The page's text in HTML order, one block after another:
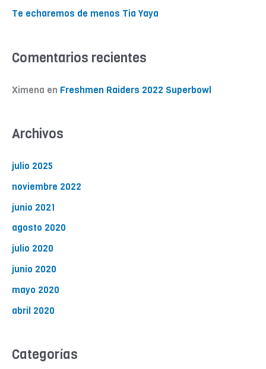
:Te echaremos de menos Tia Yaya
Comentarios recientes
Ximena en Freshmen Raiders 2022 Superbowl
Archivos
julio 2025
noviembre 2022
junio 2021
agosto 2020
julio 2020
junio 2020
mayo 2020
abril 2020
Categorías